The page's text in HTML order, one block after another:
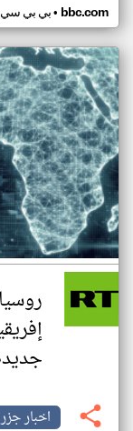
بي بي سي• bbc.com
اخبار